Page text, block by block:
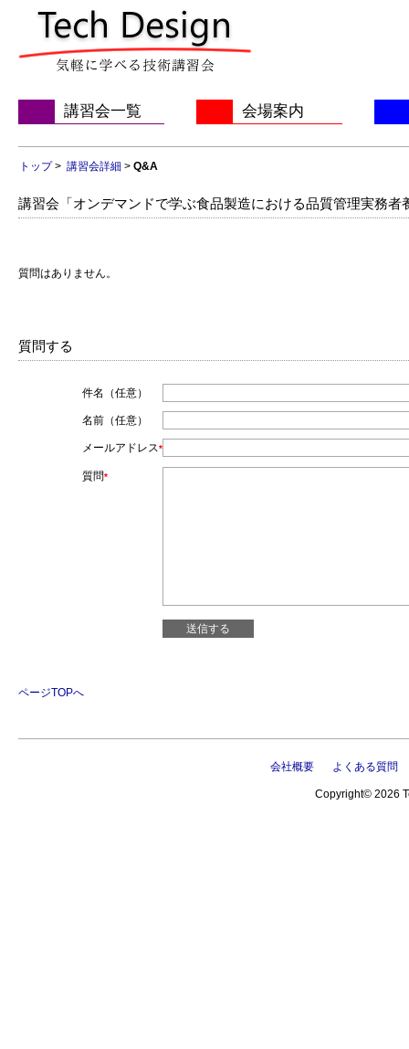
講習会一覧 会場案内
トップ> 講習会詳細 > Q&A
講習会「オンデマンドで学ぶ食品製造における品質管理実務者
質問はありません。
質問する
件名（任意）
名前（任意）
メールアドレス*
質問*
ページTOPへ
会社概要 よくある質問
Copyright© 2026